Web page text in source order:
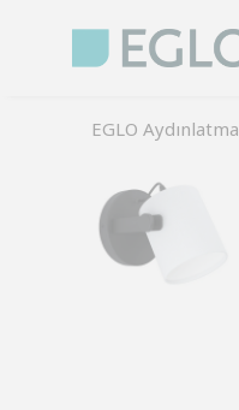
EGLO Aydınlatma